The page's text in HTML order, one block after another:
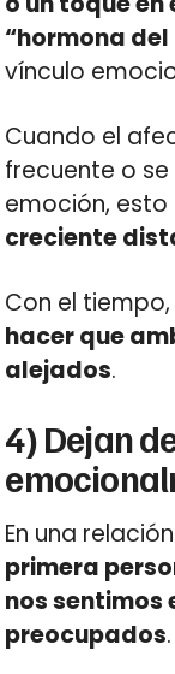
“hormona
vínculo
Cuando el
frecuente o
emoción, esto
creciente
Con el
hacer que
alejados.
4) Dejan
En una
primera
nos sentimos
preocupados.